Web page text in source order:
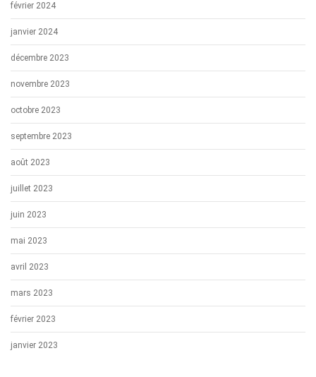
février 2024
janvier 2024
décembre 2023
novembre 2023
octobre 2023
septembre 2023
août 2023
juillet 2023
juin 2023
mai 2023
avril 2023
mars 2023
février 2023
janvier 2023